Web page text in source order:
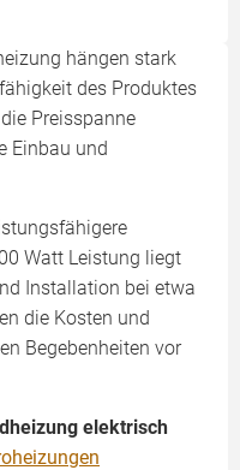
hängen stark
des Produktes
Preisspanne
Einbau und
Watt Leistung liegt
Installation bei etwa
die Kosten und
Begebenheiten vor
elektrisch